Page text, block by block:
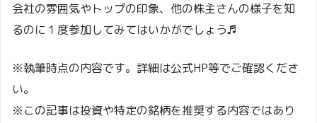
会社の雰囲気やトップの印象、他の株主さんの様子を知
るのに１度参加してみてはいかがでしょう♬
※執筆時点の内容です。詳細は公式HP等でご確認くださ
い。
※この記事は投資や特定の銘柄を推奨する内容ではあり